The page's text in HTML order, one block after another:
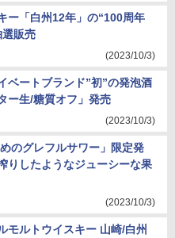
ー「白州12年」の“100周年
販売
(2023/10/3)
ベートブランド”初”の発泡酒
ー生/糖質オフ」発売
(2023/10/3)
めのグレフルサワー」限定発
りしたようなジューシーな果
(2023/10/3)
モルトウイスキー 山崎/白州